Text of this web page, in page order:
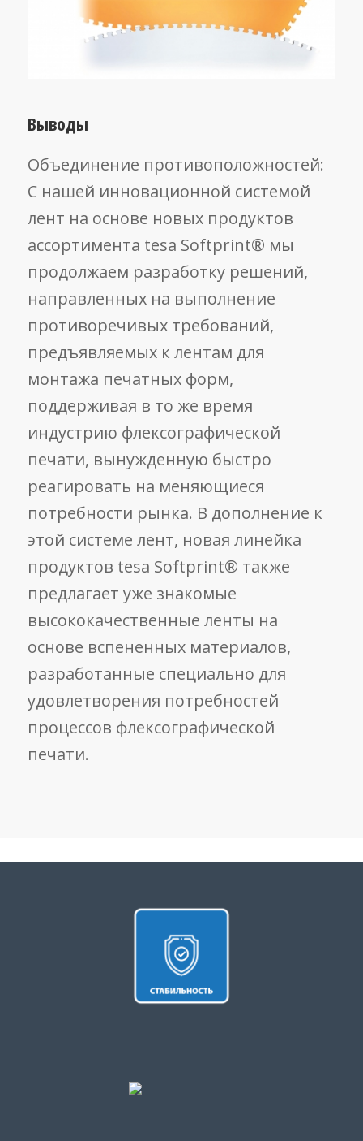
Выводы
Объединение противоположностей:
С нашей инновационной системой
лент на основе новых продуктов
ассортимента tesa Softprint® мы
продолжаем разработку решений,
направленных на выполнение
противоречивых требований,
предъявляемых к лентам для
монтажа печатных форм,
поддерживая в то же время
индустрию флексографической
печати, вынужденную быстро
реагировать на меняющиеся
потребности рынка. В дополнение к
этой системе лент, новая линейка
продуктов tesa Softprint® также
предлагает уже знакомые
высококачественные ленты на
основе вспененных материалов,
разработанные специально для
удовлетворения потребностей
процессов флексографической
печати.